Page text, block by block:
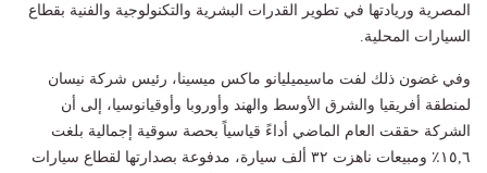
المصرية وريادتها في تطوير القدرات البشرية والتكنولوجية والفنية بقطاع
السيارات المحلية.
وفي غضون ذلك لفت ماسيميليانو ماكس ميسينا، رئيس شركة نيسان
لمنطقة أفريقيا والشرق الأوسط والهند وأوروبا وأوقيانوسيا، إلى أن
الشركة حققت العام الماضي أداءً قياسياً بحصة سوقية إجمالية بلغت
١٥,٦٪ ومبيعات ناهزت ٣٢ ألف سيارة، مدفوعة بصدارتها لقطاع سيارات